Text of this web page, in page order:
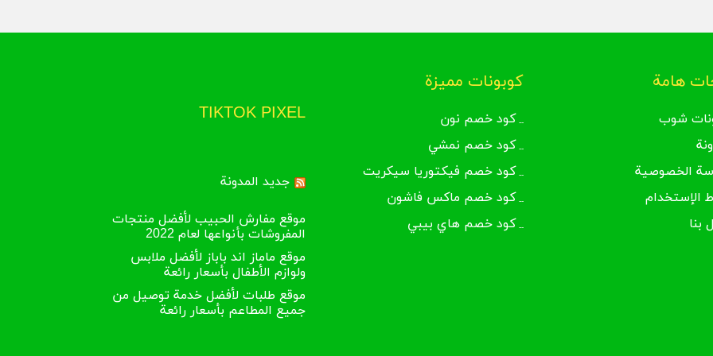
قيمة المشتريات بين أحد الخيارات المتاحة أمامك وهي:
قابلية الدفع الفوري نقداً عند استلام طلبية الشراء.
قابلية الدفع بخدمة كي نت التي تتوافر للمتسوقين من داخل الكويت فقط.
قابلية الدفع بخدمة سداد التي تتوافر للمتسوقين من داخل المملكة العربية السعودية فقط.
قابلية الدفع ببطاقة مدى في المملكة، ولا تنسى أنه باستخدام كود خصم أجمل يمكنك الحصول على تخفيضات
أو إختر استخدام الدفع بالبطاقات الائتمانية التي تمتلكها سواء امتلكت فيزا كارد أو ماستر كارد أو بطاقة أمريكان
هامة
شوب
الخصوصية
الإستخدام
بنا
كوبونات مميزة
كود خصم نون
كود خصم نمشي
كود خصم فيكتوريا سيكريت
كود خصم ماكس فاشون
كود خصم هاي بيبي
TIKTOK PIXEL
جديد المدونة
موقع مفارش الحبيب لأفضل منتجات
المفروشات بأنواعها لعام 2022
موقع ماماز اند باباز لأفضل ملابس
ولوازم الأطفال بأسعار رائعة
موقع طلبات لأفضل خدمة توصيل من
جميع المطاعم بأسعار رائعة